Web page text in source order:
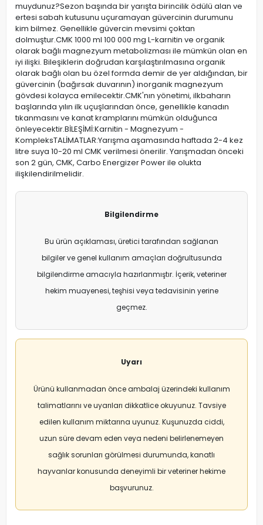
muydunuz?Sezon başında bir yarışta birincilik ödülü alan ve
ertesi sabah kutusunu uçuramayan güvercinin durumunu
kim bilmez. Genellikle güvercin mevsimi çoktan
dolmuştur.CMK 1000 ml 100 000 mg L-karnitin ve organik
olarak bağlı magnezyum metabolizması ile mümkün olan en
iyi ilişki. Bileşiklerin doğrudan karşılaştırılmasına organik
olarak bağlı olan bu özel formda demir de yer aldığından, bir
güvercinin (bağırsak duvarının) inorganik magnezyum
gövdesi kolayca emilecektir.CMK'nın yönetimi, ilkbaharın
başlarında yılın ilk uçuşlarından önce, genellikle kanadın
tıkanmasını ve kanat kramplarını mümkün olduğunca
önleyecektir.BİLEŞİMİ:Karnitin - Magnezyum -
KompleksTALİMATLAR:Yarışma aşamasında haftada 2-4 kez
litre suya 10-20 ml CMK verilmesi önerilir. Yarışmadan önceki
son 2 gün, CMK, Carbo Energizer Power ile olukta
ilişkilendirilmelidir.
Bilgilendirme
Bu ürün açıklaması, üretici tarafından sağlanan
bilgiler ve genel kullanım amaçları doğrultusunda
bilgilendirme amacıyla hazırlanmıştır. İçerik, veteriner
hekim muayenesi, teşhisi veya tedavisinin yerine
geçmez.
Uyarı
Ürünü kullanmadan önce ambalaj üzerindeki kullanım
talimatlarını ve uyarıları dikkatlice okuyunuz. Tavsiye
edilen kullanım miktarına uyunuz. Kuşunuzda ciddi,
uzun süre devam eden veya nedeni belirlenemeyen
sağlık sorunları görülmesi durumunda, kanatlı
hayvanlar konusunda deneyimli bir veteriner hekime
başvurunuz.